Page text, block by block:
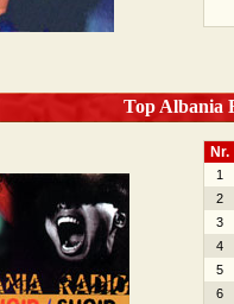
Top Albania
Nr.
1
2
3
4
5
6